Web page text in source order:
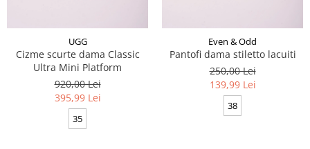
UGG
Cizme scurte dama Classic
Ultra Mini Platform
920,00 Lei
395,99 Lei
35
Even & Odd
Pantofi dama stiletto lacuiti
250,00 Lei
139,99 Lei
38